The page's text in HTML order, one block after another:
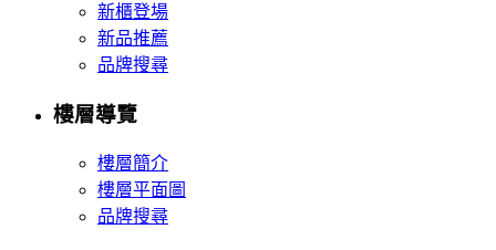
新櫃登場
新品推薦
品牌搜尋
樓層導覽
樓層簡介
樓層平面圖
品牌搜尋